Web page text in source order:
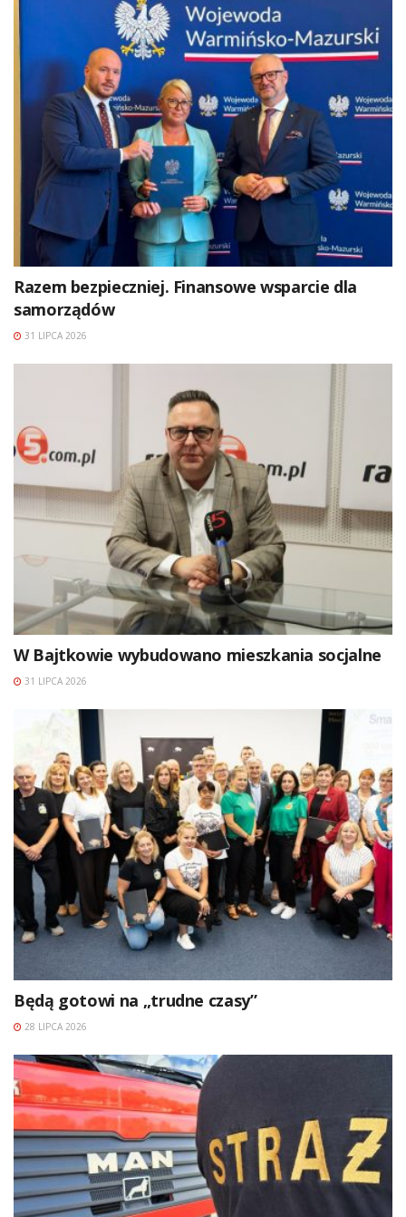
Razem bezpieczniej. Finansowe wsparcie dla
samorządów
31 LIPCA 2026
W Bajtkowie wybudowano mieszkania socjalne
31 LIPCA 2026
Będą gotowi na „trudne czasy”
28 LIPCA 2026